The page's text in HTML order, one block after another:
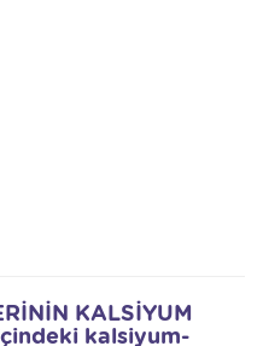
KALSİYUM
kalsiyum-